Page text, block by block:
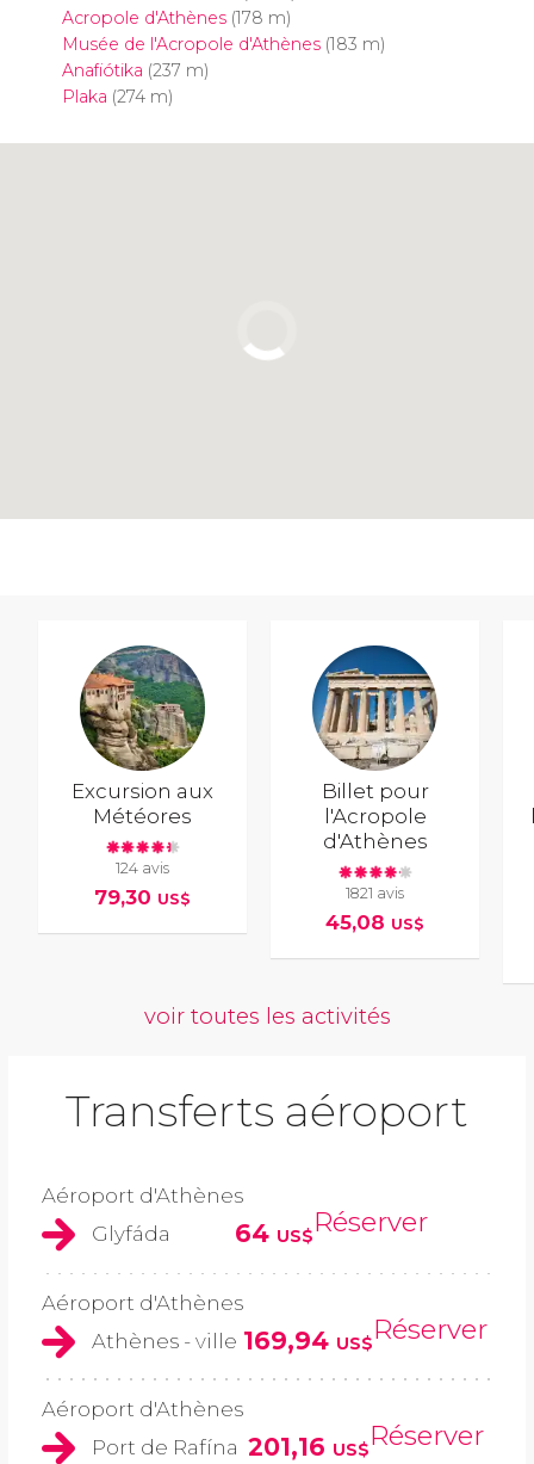
Acropole d'Athènes(178 m)
Musée de l'Acropole d'Athènes(183 m)
Anafiótika (237 m)
Plaka (274 m)
Excursion aux
Météores
124 avis
79,30 US$
Billet pour
l'Acropole
d'Athènes
1821 avis
45,08 US$
voir toutes les activités
Transferts aéroport
Aéroport d'Athènes
Glyfáda
64 US$Réserver
Aéroport d'Athènes
Athènes - ville 169,94 US$Réserver
Aéroport d'Athènes
Port de Rafína 201,16 US$Réserver